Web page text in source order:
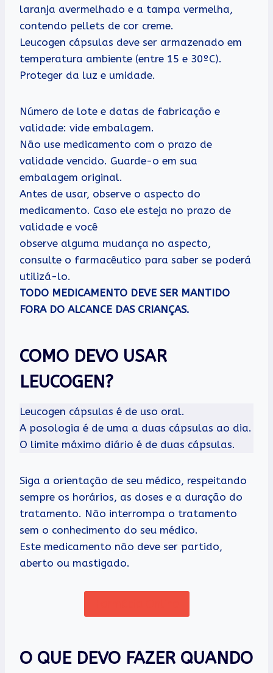
laranja avermelhado e a tampa vermelha,
contendo pellets de cor creme.
Leucogen cápsulas deve ser armazenado em
temperatura ambiente (entre 15 e 30ºC).
Proteger da luz e umidade.
Número de lote e datas de fabricação e
validade: vide embalagem.
Não use medicamento com o prazo de
validade vencido. Guarde-o em sua
embalagem original.
Antes de usar, observe o aspecto do
medicamento. Caso ele esteja no prazo de
validade e você
observe alguma mudança no aspecto,
consulte o farmacêutico para saber se poderá
utilizá-lo.
TODO MEDICAMENTO DEVE SER MANTIDO
FORA DO ALCANCE DAS CRIANÇAS.
COMO DEVO USAR
LEUCOGEN?
Leucogen cápsulas é de uso oral.
A posologia é de uma a duas cápsulas ao dia.
O limite máximo diário é de duas cápsulas.
Siga a orientação de seu médico, respeitando
sempre os horários, as doses e a duração do
tratamento. Não interrompa o tratamento
sem o conhecimento do seu médico.
Este medicamento não deve ser partido,
aberto ou mastigado.
O QUE DEVO FAZER QUANDO